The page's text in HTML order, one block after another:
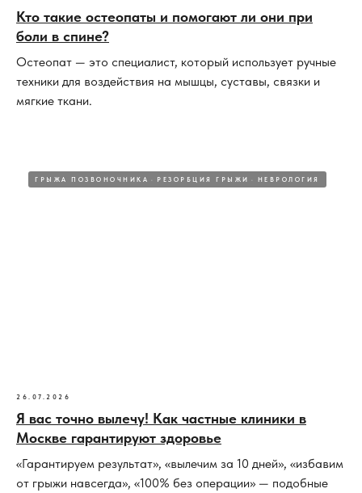
Кто такие остеопаты и помогают ли они при
боли в спине?
Остеопат — это специалист, который использует ручные
техники для воздействия на мышцы, суставы, связки и
мягкие ткани.
ГРЫЖА ПОЗВОНОЧНИКА РЕЗОРБЦИЯ ГРЫЖИ НЕВРОЛОГИЯ
26.07.2026
Я вас точно вылечу! Как частные клиники в
Москве гарантируют здоровье
«Гарантируем результат», «вылечим за 10 дней», «избавим
от грыжи навсегда», «100% без операции» — подобные